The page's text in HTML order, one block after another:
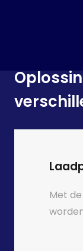
Met